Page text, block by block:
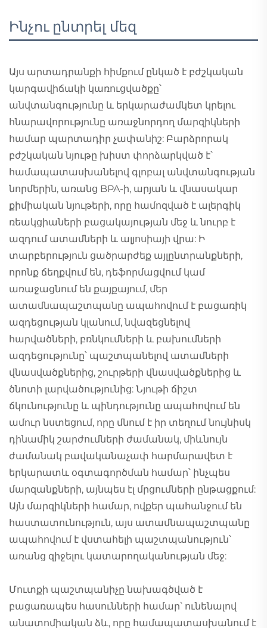
Ինչու ընտրել մեզ
Այս արտադրանքի հիմքում ընկած է բժշկական
կարգավիճակի կառուցվածքը՝
անվտանգությունը և երկարաժամկետ կրելու
հնարավորությունը առաջնորդող մարզիկների
համար պարտադիր չափանիշ: Բարձրորակ
բժշկական նյութը խիստ փորձարկված է՝
համապատասխանելով գլոբալ անվտանգության
նորմերին, առանց BPA-ի, արյան և վնասակար
քիմիական նյութերի, որը համոզված է ալերգիկ
ռեակցիաների բացակայության մեջ և նուրբ է
ազդում ատամների և ալյոսիայի վրա: Ի
տարբերություն ցածրարժեք այլընտրանքների,
որոնք ճեղքվում են, դեֆորմացվում կամ
առաջացնում են քայքայում, մեր
ատամնապաշտպանը ապահովում է բացառիկ
ազդեցության կլանում, նվազեցնելով
հարվածների, բռնկումների և բախումների
ազդեցությունը՝ պաշտպանելով ատամների
վնասվածքներից, շուրթերի վնասվածքներից և
ծնոտի լարվածությունից: Նյութի ճիշտ
ճկունությունը և պինդությունը ապահովում են
ամուր նստեցում, որը մնում է իր տեղում նույնիսկ
դինամիկ շարժումների ժամանակ, միևնույն
ժամանակ բավականաչափ հարմարավետ է
երկարատև օգտագործման համար՝ ինչպես
մարզանքների, այնպես էլ մրցումների ընթացքում:
Այն մարզիկների համար, ովքեր պահանջում են
հաստատունություն, այս ատամնապաշտպանը
ապահովում է վստահելի պաշտպանություն՝
առանց զիջելու կատարողականության մեջ:
Մուտքի պաշտպանիչը նախագծված է
բացառապես հասունների համար՝ ունենալով
անատոմիական ձև, որը համապատասխանում է